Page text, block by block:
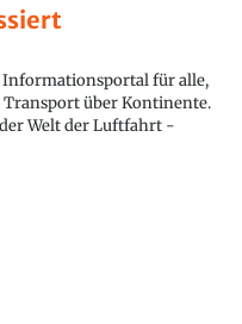
für alle,
über Kontinente.
Welt der Luftfahrt -